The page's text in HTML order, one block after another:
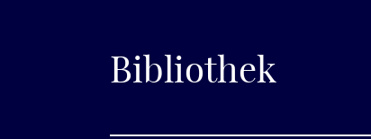
BDZVplus GmbH
Bibliothek